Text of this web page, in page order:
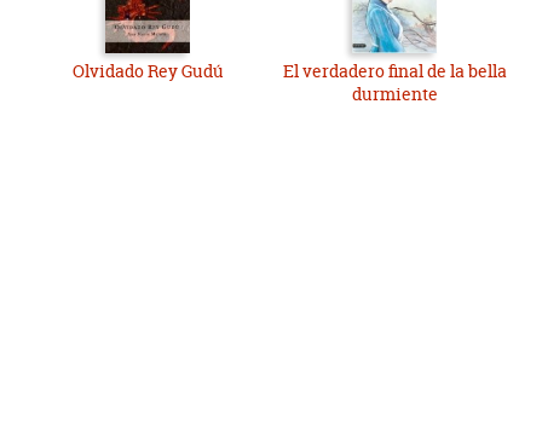
Olvidado Rey Gudú
El verdadero final de la bella
durmiente